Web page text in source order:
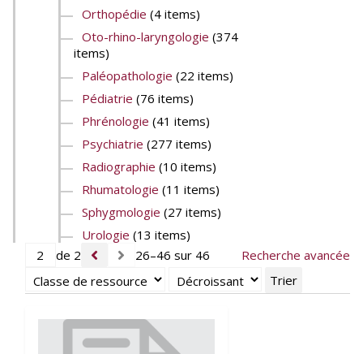
Orthopédie (4 items)
Oto-rhino-laryngologie (374
items)
Paléopathologie (22 items)
Pédiatrie (76 items)
Phrénologie (41 items)
Psychiatrie (277 items)
Radiographie (10 items)
Rhumatologie (11 items)
Sphygmologie (27 items)
Urologie (13 items)
de 2
26–46 sur 46
Recherche avancée
Trier